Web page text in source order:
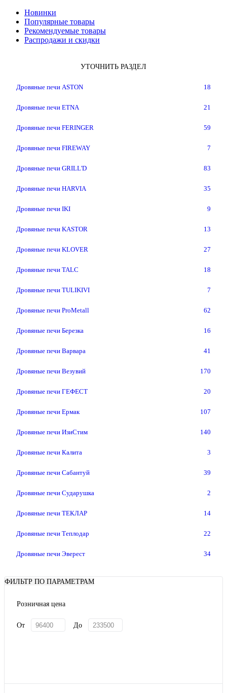
Новинки
Популярные товары
Рекомендуемые товары
Распродажи и скидки
УТОЧНИТЬ РАЗДЕЛ
Дровяные печи ASTON 18
Дровяные печи ETNA 21
Дровяные печи FERINGER 59
Дровяные печи FIREWAY 7
Дровяные печи GRILL'D 83
Дровяные печи HARVIA 35
Дровяные печи IKI 9
Дровяные печи KASTOR 13
Дровяные печи KLOVER 27
Дровяные печи TALC 18
Дровяные печи TULIKIVI 7
Дровяные печи ProMetall 62
Дровяные печи Березка 16
Дровяные печи Варвара 41
Дровяные печи Везувий 170
Дровяные печи ГЕФЕСТ 20
Дровяные печи Ермак 107
Дровяные печи ИзиСтим 140
Дровяные печи Калита 3
Дровяные печи Сабантуй 39
Дровяные печи Сударушка 2
Дровяные печи ТЕКЛАР 14
Дровяные печи Теплодар 22
Дровяные печи Эверест 34
ФИЛЬТР ПО ПАРАМЕТРАМ
Розничная цена
От До